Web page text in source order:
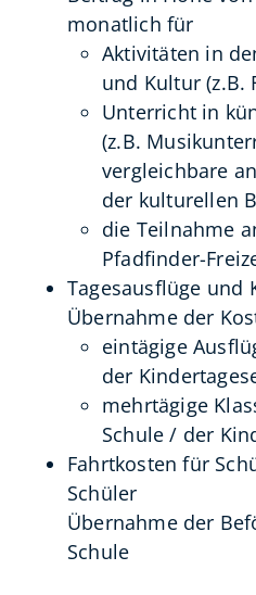
monatlich für
Aktivitäten in
und Kultur (z.B.
Unterricht in
(z.B.
vergleichbare
der kulturellen
die Teilnahme
Pfadfinder-
Tagesausflüge und
Übernahme der
eintägige
der
mehrtägige
Schule / der
Fahrtkosten für
Schüler
Übernahme der
Schule